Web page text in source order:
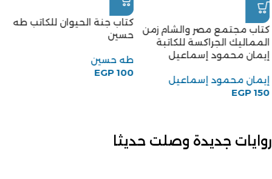
كتاب مجتمع مصر والشام زمن
المماليك الجراكسة للكاتبة
إيمان محمود إسماعيل
إيمان محمود إسماعيل
EGP 150
كتاب جنة الحيوان للكاتب طه
حسين
طه حسين
EGP 100
روايات جديدة وصلت حديثا